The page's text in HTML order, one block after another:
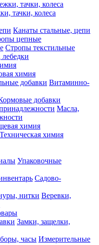
тачки, колеса
Канаты стальные, цепи
цепные
Стропы текстильные
химия
Витаминно-
добавки
Масла,
химия
Техническая химия
Упаковочные
Садово-
Веревки,
Замки, защелки,
Измерительные